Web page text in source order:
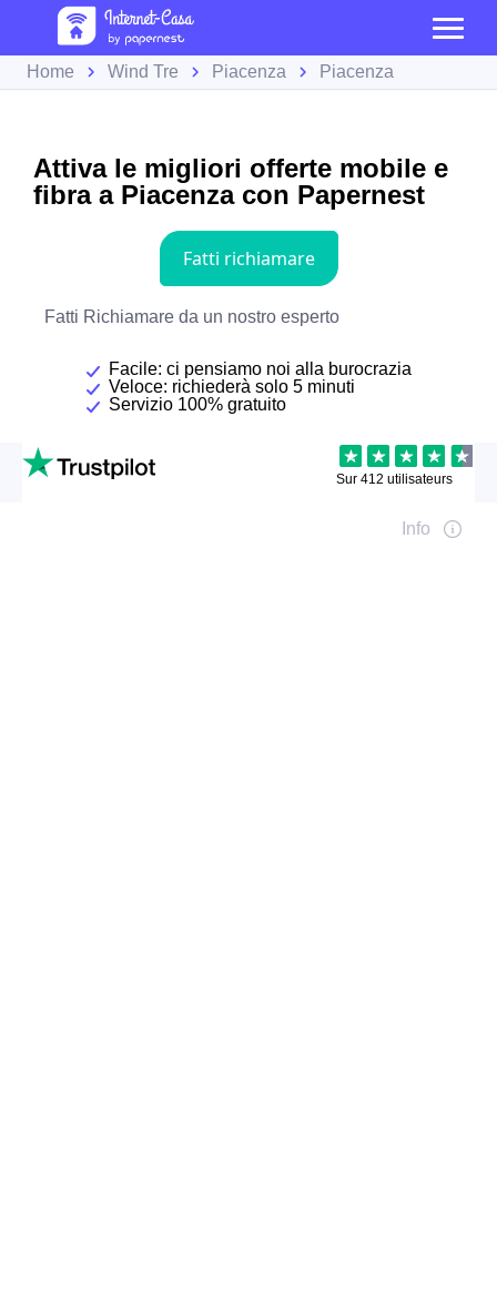
Home Wind Tre Piacenza Piacenza